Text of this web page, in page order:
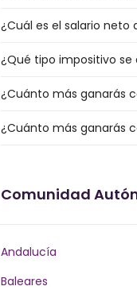
¿Cuál es el salario neto
¿Qué tipo impositivo se
¿Cuánto más ganarás
¿Cuánto más ganarás
Comunidad
Andalucía
Baleares